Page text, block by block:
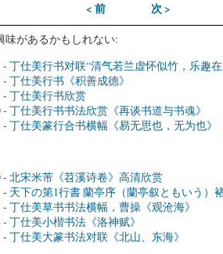
< 前 次 >
味があるかもしれない:
- 丁仕美行书对联“清气若兰虚怀似竹，乐趣
- 丁仕美行书《积善成德》
- 丁仕美行书欣赏
- 丁仕美行书书法欣赏《再谈书道与书魂》
- 丁仕美篆行合书横幅《易无思也，无为也》
- 北宋米芾《苕溪诗卷》高清欣赏
- 天下の第1行書 蘭亭序（蘭亭叙ともいう）
- 丁仕美草书书法横幅，曹操《观沧海》
- 丁仕美小楷书法《洛神赋》
- 丁仕美大篆书法对联《北山、东海》